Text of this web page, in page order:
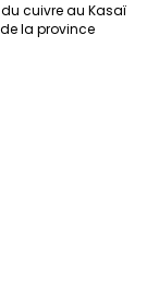
cuivre au Kasaï
la province